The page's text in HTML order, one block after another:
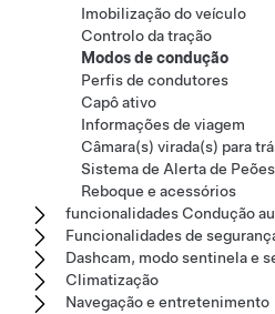
Imobilização do veículo
Controlo da tração
Modos de condução
Perfis de condutores
Capô ativo
Informações de viagem
Câmara(s) virada(s) para
Sistema de Alerta de Peões
Reboque e acessórios
funcionalidades Condução
Funcionalidades de
Dashcam, modo sentinela e
Climatização
Navegação e entretenimento